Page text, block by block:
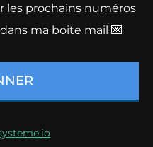
les prochains numéros
ma boite mail 💌